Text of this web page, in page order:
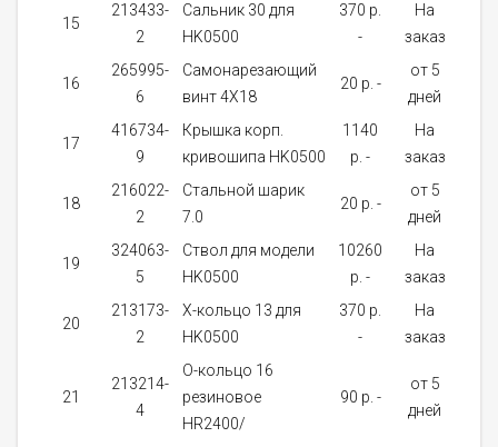
15
213433-
2
Сальник 30 для
HK0500
370 p.
-
На
заказ
16
265995-
6
Самонарезающий
винт 4X18
20 p. -
от 5
дней
17
416734-
9
Крышка корп.
кривошипа HK0500
1140
p. -
На
заказ
18
216022-
2
Стальной шарик
7.0
20 p. -
от 5
дней
19
324063-
5
Ствол для модели
HK0500
10260
p. -
На
заказ
20
213173-
2
X-кольцо 13 для
HK0500
370 p.
-
На
заказ
21
213214-
4
О-кольцо 16
резиновое
HR2400/
90 p. -
от 5
дней